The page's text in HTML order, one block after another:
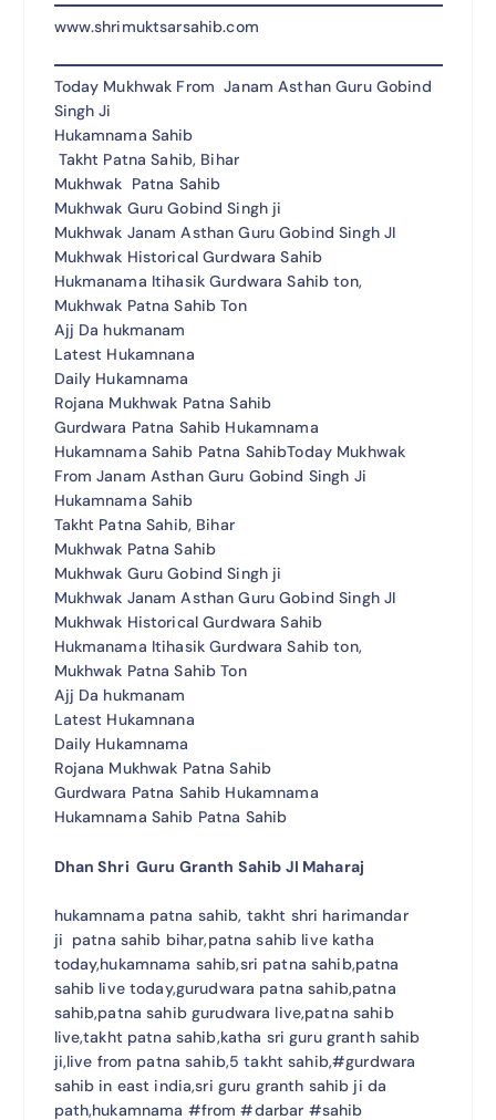
www.shrimuktsarsahib.com
Today Mukhwak From Janam Asthan Guru Gobind
Singh Ji
Hukamnama Sahib
Takht Patna Sahib, Bihar
Mukhwak Patna Sahib
Mukhwak Guru Gobind Singh ji
Mukhwak Janam Asthan Guru Gobind Singh JI
Mukhwak Historical Gurdwara Sahib
Hukmanama Itihasik Gurdwara Sahib ton,
Mukhwak Patna Sahib Ton
Ajj Da hukmanam
Latest Hukamnana
Daily Hukamnama
Rojana Mukhwak Patna Sahib
Gurdwara Patna Sahib Hukamnama
Hukamnama Sahib Patna SahibToday Mukhwak
From Janam Asthan Guru Gobind Singh Ji
Hukamnama Sahib
Takht Patna Sahib, Bihar
Mukhwak Patna Sahib
Mukhwak Guru Gobind Singh ji
Mukhwak Janam Asthan Guru Gobind Singh JI
Mukhwak Historical Gurdwara Sahib
Hukmanama Itihasik Gurdwara Sahib ton,
Mukhwak Patna Sahib Ton
Ajj Da hukmanam
Latest Hukamnana
Daily Hukamnama
Rojana Mukhwak Patna Sahib
Gurdwara Patna Sahib Hukamnama
Hukamnama Sahib Patna Sahib
Dhan Shri Guru Granth Sahib JI Maharaj
hukamnama patna sahib, takht shri harimandar
ji patna sahib bihar,patna sahib live katha
today,hukamnama sahib,sri patna sahib,patna
sahib live today,gurudwara patna sahib,patna
sahib,patna sahib gurudwara live,patna sahib
live,takht patna sahib,katha sri guru granth sahib
ji,live from patna sahib,5 takht sahib,#gurdwara
sahib in east india,sri guru granth sahib ji da
path,hukamnama #from #darbar #sahib